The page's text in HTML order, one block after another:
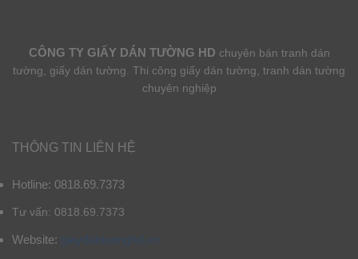
CÔNG TY GIẤY DÁN TƯỜNG HD chuyên bán tranh dán
tường, giấy dán tường. Thi công giấy dán tường, tranh dán tường
chuyên nghiệp
THÔNG TIN LIÊN HỆ
Hotline: 0818.69.7373
Tư vấn: 0818.69.7373
Website: giaydantuonghd.vn